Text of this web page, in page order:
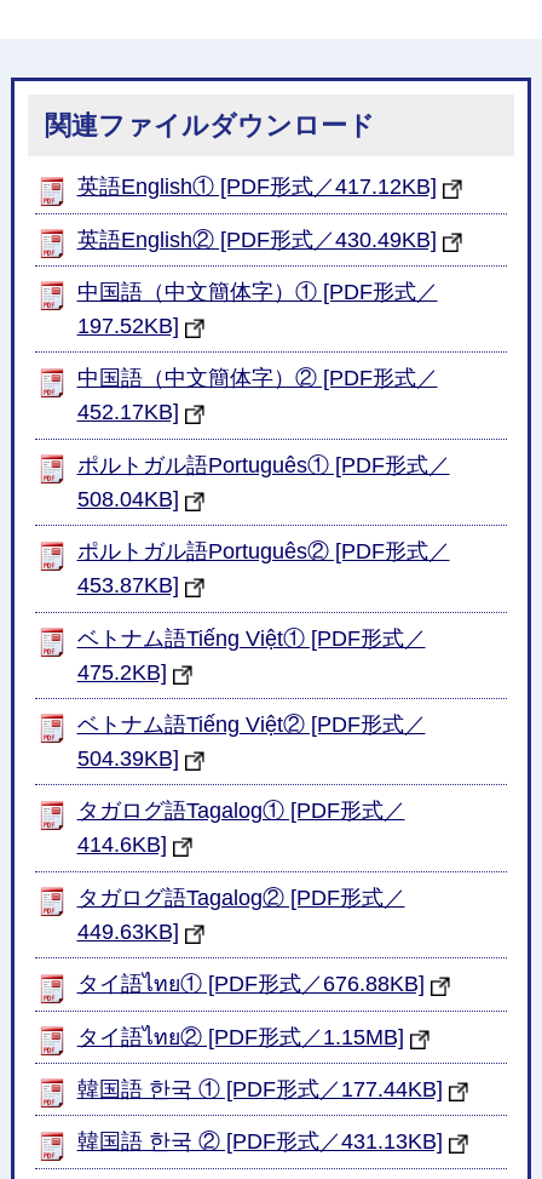
関連ファイルダウンロード
英語English① [PDF形式／417.12KB]
英語English② [PDF形式／430.49KB]
中国語（中文簡体字）① [PDF形式／
197.52KB]
中国語（中文簡体字）② [PDF形式／
452.17KB]
ポルトガル語Português① [PDF形式／
508.04KB]
ポルトガル語Português② [PDF形式／
453.87KB]
ベトナム語Tiếng Việt① [PDF形式／
475.2KB]
ベトナム語Tiếng Việt② [PDF形式／
504.39KB]
タガログ語Tagalog① [PDF形式／
414.6KB]
タガログ語Tagalog② [PDF形式／
449.63KB]
タイ語ไทย① [PDF形式／676.88KB]
タイ語ไทย② [PDF形式／1.15MB]
韓国語 한국 ① [PDF形式／177.44KB]
韓国語 한국 ② [PDF形式／431.13KB]